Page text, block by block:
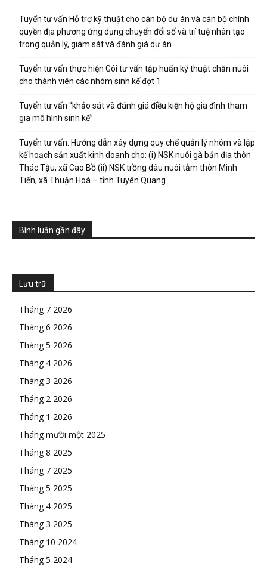
Tuyển tư vấn Hỗ trợ kỹ thuật cho cán bộ dự án và cán bộ chính
quyền địa phương ứng dụng chuyển đổi số và trí tuệ nhân tạo
trong quản lý, giám sát và đánh giá dự án
Tuyển tư vấn thực hiện Gói tư vấn tập huấn kỹ thuật chăn nuôi
cho thành viên các nhóm sinh kế đợt 1
Tuyển tư vấn “khảo sát và đánh giá điều kiện hộ gia đình tham
gia mô hình sinh kế”
Tuyển tư vấn: Hướng dẫn xây dựng quy chế quản lý nhóm và lập
kế hoạch sản xuất kinh doanh cho: (i) NSK nuôi gà bản địa thôn
Thác Tậu, xã Cao Bồ (ii) NSK trồng dâu nuôi tằm thôn Minh
Tiến, xã Thuận Hoà – tỉnh Tuyên Quang
Bình luận gần đây
Lưu trữ
Tháng 7 2026
Tháng 6 2026
Tháng 5 2026
Tháng 4 2026
Tháng 3 2026
Tháng 2 2026
Tháng 1 2026
Tháng mười một 2025
Tháng 8 2025
Tháng 7 2025
Tháng 5 2025
Tháng 4 2025
Tháng 3 2025
Tháng 10 2024
Tháng 5 2024